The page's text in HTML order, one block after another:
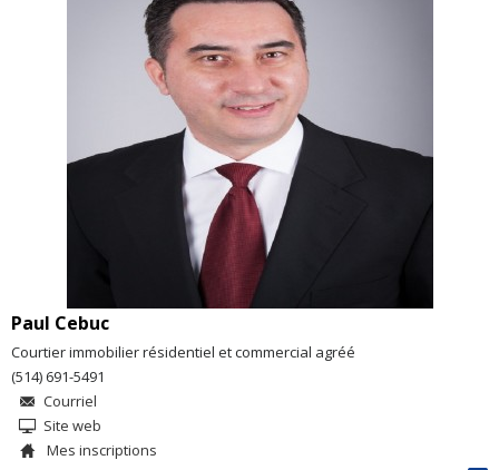
Paul Cebuc
Courtier immobilier résidentiel et commercial agréé
(514) 691-5491
Courriel
Site web
Mes inscriptions